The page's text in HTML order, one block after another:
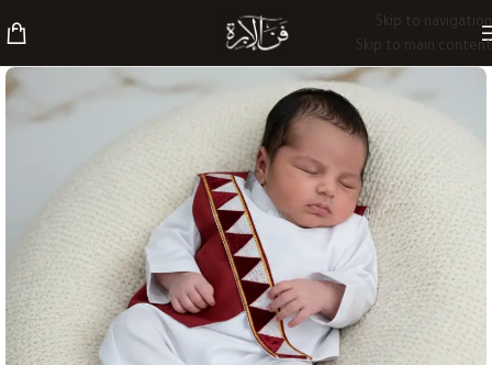
Skip to navigation
Skip to main content